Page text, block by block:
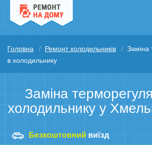
Головна Ремонт холодильників
Заміна
в холодильнику
Заміна
холодильнику у
Безкоштовний виїзд